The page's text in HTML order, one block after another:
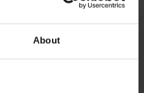
About